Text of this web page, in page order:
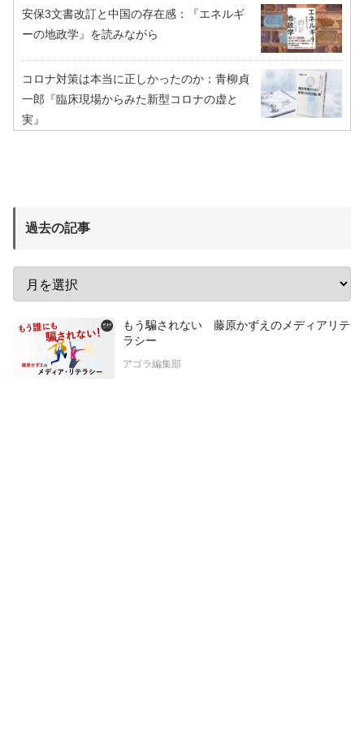
安保3文書改訂と中国の存在感：『エネルギ
ーの地政学』を読みながら
コロナ対策は本当に正しかったのか：青柳貞
一郎『臨床現場からみた新型コロナの虚と
実』
過去の記事
もう騙されない 藤原かずえのメディアリテ
ラシー
アゴラ編集部